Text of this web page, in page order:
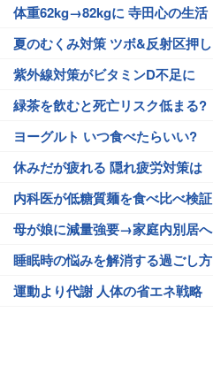
体重62kg→82kgに 寺田心の生活
夏のむくみ対策 ツボ&反射区押し
紫外線対策がビタミンD不足に
緑茶を飲むと死亡リスク低まる?
ヨーグルト いつ食べたらいい?
休みだが疲れる 隠れ疲労対策は
内科医が低糖質麺を食べ比べ検証
母が娘に減量強要→家庭内別居へ
睡眠時の悩みを解消する過ごし方
運動より代謝 人体の省エネ戦略